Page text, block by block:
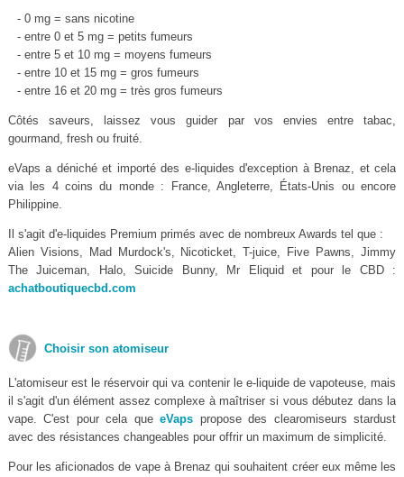
- 0 mg = sans nicotine
- entre 0 et 5 mg = petits fumeurs
- entre 5 et 10 mg = moyens fumeurs
- entre 10 et 15 mg = gros fumeurs
- entre 16 et 20 mg = très gros fumeurs
Côtés saveurs, laissez vous guider par vos envies entre tabac,
gourmand, fresh ou fruité.
eVaps a déniché et importé des e-liquides d'exception à Brenaz, et cela
via les 4 coins du monde : France, Angleterre, États-Unis ou encore
Philippine.
Il s'agit d'e-liquides Premium primés avec de nombreux Awards tel que :
Alien Visions, Mad Murdock's, Nicoticket, T-juice, Five Pawns, Jimmy
The Juiceman, Halo, Suicide Bunny, Mr Eliquid et pour le CBD :
achatboutiquecbd.com
Choisir son atomiseur
L'atomiseur est le réservoir qui va contenir le e-liquide de vapoteuse, mais
il s'agit d'un élément assez complexe à maîtriser si vous débutez dans la
vape. C'est pour cela queeVaps propose des clearomiseurs stardust
avec des résistances changeables pour offrir un maximum de simplicité.
Pour les aficionados de vape à Brenaz qui souhaitent créer eux même les